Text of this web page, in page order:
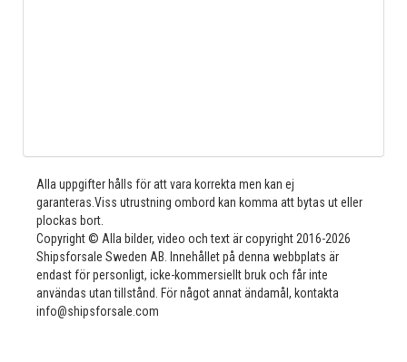
Alla uppgifter hålls för att vara korrekta men kan ej
garanteras.Viss utrustning ombord kan komma att bytas ut eller
plockas bort.
Copyright © Alla bilder, video och text är copyright 2016-2026
Shipsforsale Sweden AB. Innehållet på denna webbplats är
endast för personligt, icke-kommersiellt bruk och får inte
användas utan tillstånd. För något annat ändamål, kontakta
info@shipsforsale.com